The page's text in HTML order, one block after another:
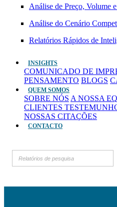
Análise de Preço, Volume
Análise do Cenário
Relatórios Rápidos de
INSIGHTS
COMUNICADO DE
PENSAMENTO BLOGS
QUEM SOMOS
SOBRE NÓS A NOSSA
CLIENTES
NOSSAS CITAÇÕES
CONTACTO